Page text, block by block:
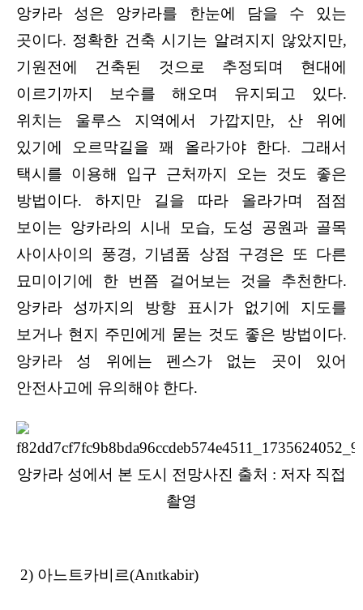
앙카라 성은 앙카라를 한눈에 담을 수 있는
곳이다. 정확한 건축 시기는 알려지지 않았지만,
기원전에 건축된 것으로 추정되며 현대에
이르기까지 보수를 해오며 유지되고 있다.
위치는 울루스 지역에서 가깝지만, 산 위에
있기에 오르막길을 꽤 올라가야 한다. 그래서
택시를 이용해 입구 근처까지 오는 것도 좋은
방법이다. 하지만 길을 따라 올라가며 점점
보이는 앙카라의 시내 모습, 도성 공원과 골목
사이사이의 풍경, 기념품 상점 구경은 또 다른
묘미이기에 한 번쯤 걸어보는 것을 추천한다.
앙카라 성까지의 방향 표시가 없기에 지도를
보거나 현지 주민에게 묻는 것도 좋은 방법이다.
앙카라 성 위에는 펜스가 없는 곳이 있어
안전사고에 유의해야 한다.
앙카라 성에서 본 도시 전망사진 출처 : 저자 직접
촬영
2) 아느트카비르(Anıtkabir)